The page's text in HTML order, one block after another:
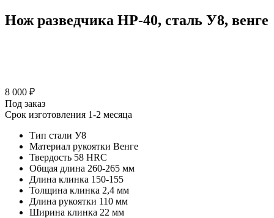
Нож разведчика HP-40, сталь У8, венге
8 000 ₽
Под заказ
Срок изготовления 1-2 месяца
Тип стали У8
Материал рукоятки Венге
Твердость 58 HRC
Общая длина 260-265 мм
Длина клинка 150-155
Толщина клинка 2,4 мм
Длина рукоятки 110 мм
Ширина клинка 22 мм